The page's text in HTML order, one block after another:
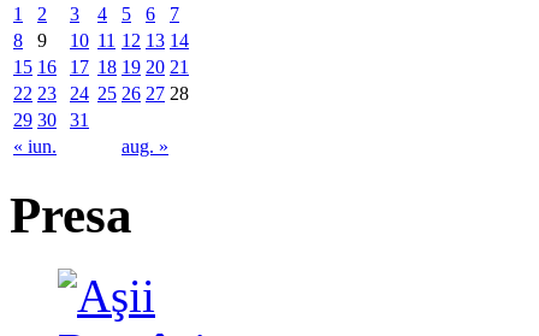
« iun. aug. »
1 2 3 4 5 6
7
8
9 10 11 12 13 14
15 16 17 18 19 20 21
22 23 24 25 26 27 28
29 30 31
Presa